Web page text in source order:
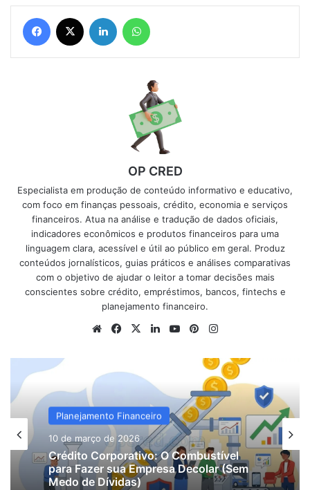
Facebook Linkedin
OP CRED
Especialista em produção de conteúdo informativo e educativo,
com foco em finanças pessoais, crédito, economia e serviços
financeiros. Atua na análise e tradução de dados oficiais,
indicadores econômicos e produtos financeiros para uma
linguagem clara, acessível e útil ao público em geral. Produz
conteúdos jornalísticos, guias práticos e análises comparativas
com o objetivo de ajudar o leitor a tomar decisões mais
conscientes sobre crédito, empréstimos, bancos, fintechs e
planejamento financeiro.
WebsiteFacebook
X LinkedinYouTubePinterest
Planejamento Financeiro
10 de março de 2026
Crédito Corporativo: O Combustível
para Fazer sua Empresa Decolar (Sem
Medo de Dívidas)